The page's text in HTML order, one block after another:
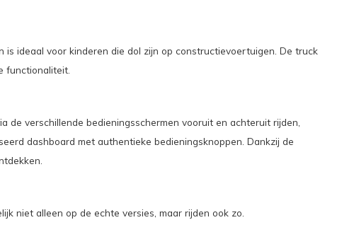
ideaal voor kinderen die dol zijn op constructievoertuigen. De truck
functionaliteit.
de verschillende bedieningsschermen vooruit en achteruit rijden,
dashboard met authentieke bedieningsknoppen. Dankzij de
niet alleen op de echte versies, maar rijden ook zo.